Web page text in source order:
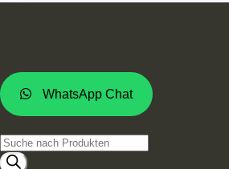
WhatsApp Chat
Products
search